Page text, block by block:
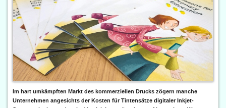
Im hart umkämpften Markt des kommerziellen Drucks zögern manche
Unternehmen angesichts der Kosten für Tintensätze digitaler Inkjet-